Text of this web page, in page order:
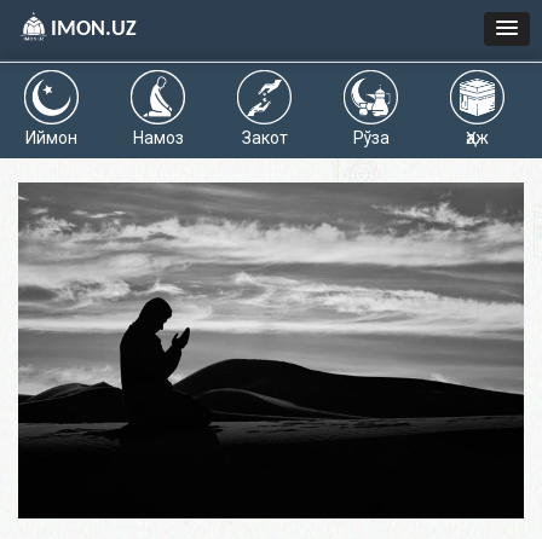
IMON.UZ
Иймон Намоз Закот Рўза Ҳаж